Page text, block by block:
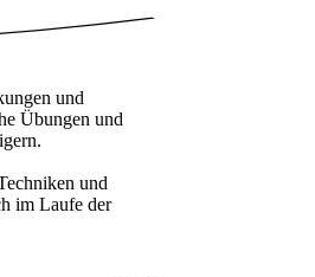
und
Übungen und
und
im Laufe der